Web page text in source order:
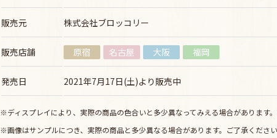
販売元 株式会社ブロッコリー
販売店舗 原宿 名古屋 大阪 福岡
発売日 2021年7月17日(土)より販売中
※ディスプレイにより、実際の商品の色合いと多少異なってみえる場合があります。
※画像はサンプルにつき、実際の商品と多少異なる場合があります。ご了承ください